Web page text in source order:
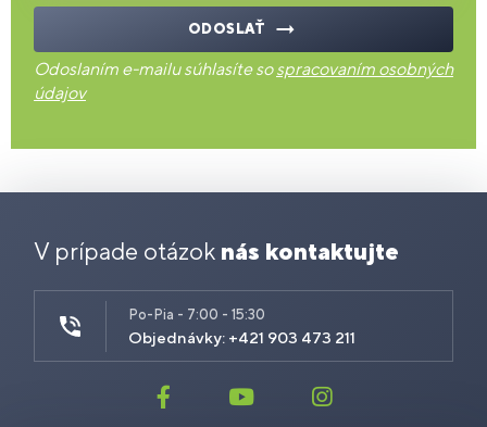
ODOSLAŤ
Odoslaním e-mailu súhlasíte sospracovaním osobných
údajov
V prípade otázok nás kontaktujte
Po-Pia - 7:00 - 15:30
Objednávky: +421 903 473 211